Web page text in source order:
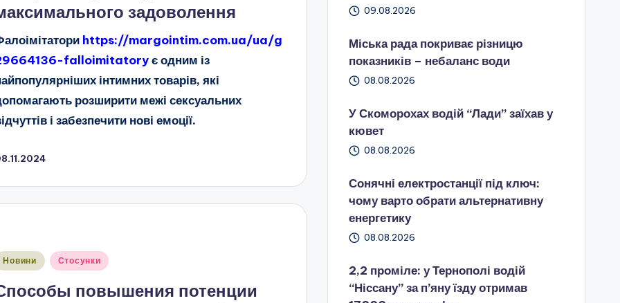
задоволення
https://margointim.com.ua/ua/g
falloimitatoryє одним із
інтимних товарів, які
розширити межі сексуальних
і забезпечити нові емоції.
Новини Стосунки
повышения потенции
09.08.2026
Міська рада покриває різницю
показників – небаланс води
08.08.2026
У Скоморохах водій “Лади” заїхав у
кювет
08.08.2026
Сонячні електростанції під ключ:
чому варто обрати альтернативну
енергетику
08.08.2026
2,2 проміле: у Тернополі водій
“Ніссану” за п’яну їзду отримав